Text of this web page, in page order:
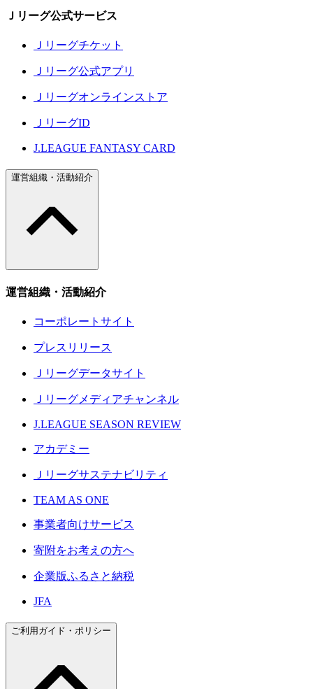
Ｊリーグ公式サービス
Ｊリーグチケット
Ｊリーグ公式アプリ
Ｊリーグオンラインストア
ＪリーグID
J.LEAGUE FANTASY CARD
運営組織・活動紹介
運営組織・活動紹介
コーポレートサイト
プレスリリース
Ｊリーグデータサイト
Ｊリーグメディアチャンネル
J.LEAGUE SEASON REVIEW
アカデミー
Ｊリーグサステナビリティ
TEAM AS ONE
事業者向けサービス
寄附をお考えの方へ
企業版ふるさと納税
JFA
ご利用ガイド・ポリシー